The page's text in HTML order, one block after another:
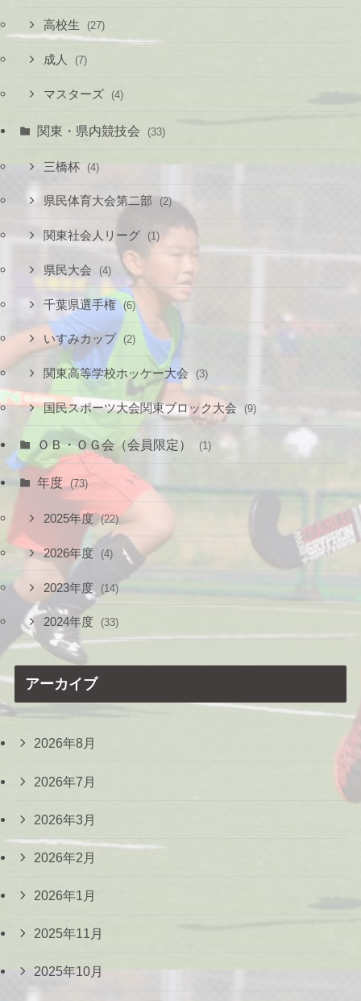
高校生 (27)
成人 (7)
マスターズ (4)
関東・県内競技会 (33)
三橋杯 (4)
県民体育大会第二部 (2)
関東社会人リーグ (1)
県民大会 (4)
千葉県選手権 (6)
いすみカップ (2)
関東高等学校ホッケー大会 (3)
国民スポーツ大会関東ブロック大会 (9)
ＯＢ・ＯＧ会（会員限定） (1)
年度 (73)
2025年度 (22)
2026年度 (4)
2023年度 (14)
2024年度 (33)
アーカイブ
2026年8月
2026年7月
2026年3月
2026年2月
2026年1月
2025年11月
2025年10月